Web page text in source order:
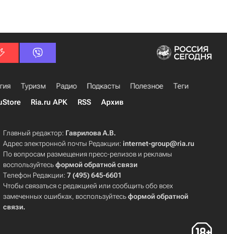
Туризм Радио Подкасты Полезное
Теги
Ria.ru APK RSS Архив
Главный редактор: Гаврилова А.В.
Адрес электронной почты Редакции:internet-group@ria.ru
По вопросам размещения пресс-релизов и рекламы
воспользуйтесьформой обратной связи
Телефон Редакции:7 (495) 645-6601
Чтобы связаться с редакцией или сообщить обо всех
замеченных ошибках, воспользуйтесьформой обратной
связи.